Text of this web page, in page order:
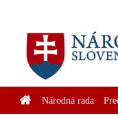
Národná rada